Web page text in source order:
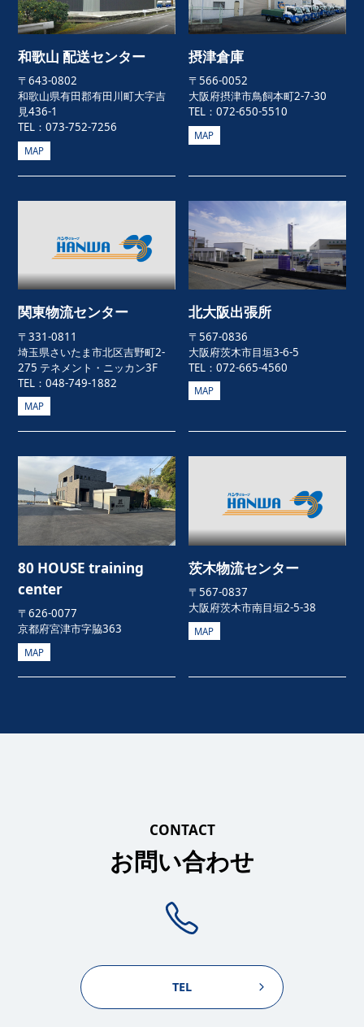
和歌山 配送センター
〒643-0802
和歌山県有田郡有田川町大字吉
見436-1
TEL：073-752-7256
MAP
摂津倉庫
〒566-0052
大阪府摂津市鳥飼本町2-7-30
TEL：072-650-5510
MAP
関東物流センター
〒331-0811
埼玉県さいたま市北区吉野町2-
275 テネメント・ニッカン3F
TEL：048-749-1882
MAP
北大阪出張所
〒567-0836
大阪府茨木市目垣3-6-5
TEL：072-665-4560
MAP
80 HOUSE training
center
〒626-0077
京都府宮津市字脇363
MAP
茨木物流センター
〒567-0837
大阪府茨木市南目垣2-5-38
MAP
CONTACT
お問い合わせ
TEL